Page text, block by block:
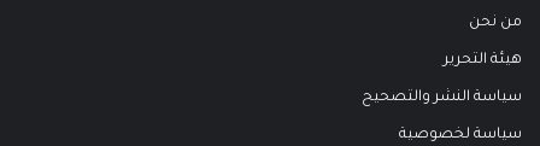
من نحن
هيئة التحرير
سياسة النشر والتصحيح
سياسة لخصوصية